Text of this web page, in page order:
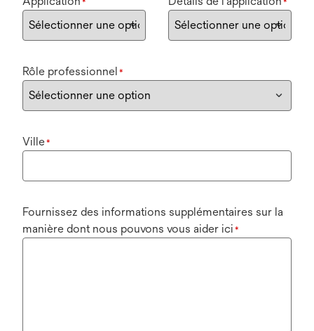
* *
Rôle professionnel *
Ville*
Fournissez des informations supplémentaires sur la
manière dont nous pouvons vous aider ici *